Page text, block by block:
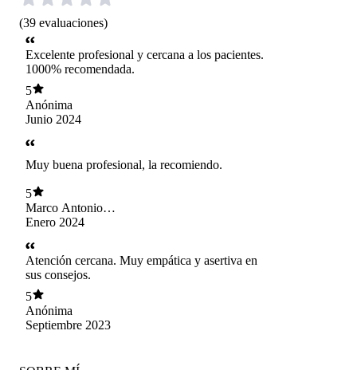
(39 evaluaciones)
Excelente profesional y cercana a los pacientes.
1000% recomendada.
5
Anónima
Junio 2024
Muy buena profesional, la recomiendo.
5
Marco Antonio
Gomez Muñoz
Enero 2024
Atención cercana. Muy empática y asertiva en
sus consejos.
5
Anónima
Septiembre 2023